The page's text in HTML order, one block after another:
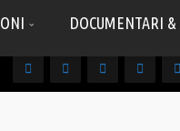
DOCUMENTARI &